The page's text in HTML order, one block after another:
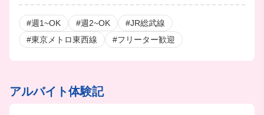
#週1~OK #週2~OK
#JR総武線
#東京メトロ東西線
#フリーター歓迎
アルバイト体験記